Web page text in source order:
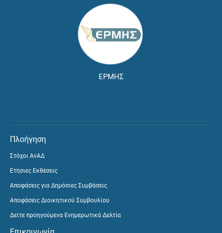
ΕΡΜΗΣ
Πλοήγηση
Στόχοι ΑνΑΔ
Ετήσιες Εκθέσεις
Αποφάσεις για Δημόσιες Συμβάσεις
Αποφάσεις Διοικητικού Συμβουλίου
Δείτε προηγούμενα Ενημερωτικά Δελτία